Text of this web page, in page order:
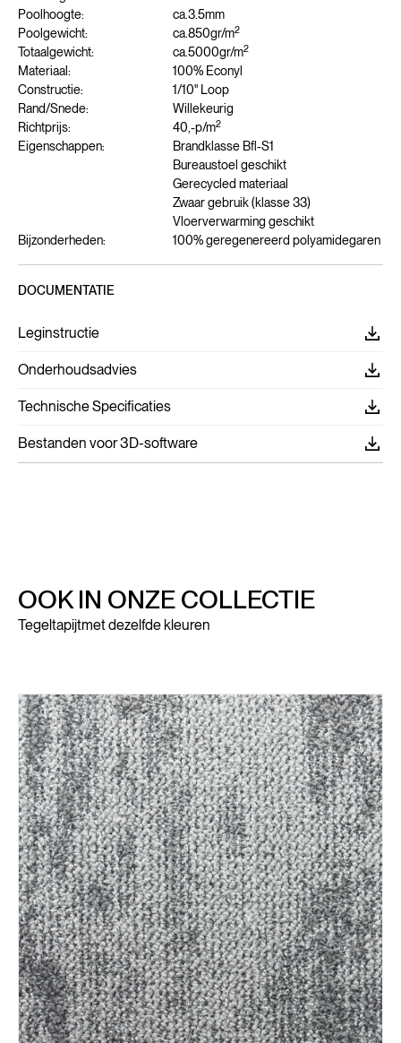
Poolhoogte:
ca.3.5mm
Poolgewicht:
ca.850gr/m2
Totaalgewicht: ca.5000gr/m2
Materiaal:
100% Econyl
Constructie:
1/10" Loop
Rand/Snede:
Willekeurig
Richtprijs:
40,-p/m2
Eigenschappen:
Brandklasse Bfl-S1
Bureaustoel geschikt
Gerecycled materiaal
Zwaar gebruik (klasse 33)
Vloerverwarming geschikt
Bijzonderheden:
100% geregenereerd polyamidegaren
DOCUMENTATIE
Leginstructie
Onderhoudsadvies
Technische Specificaties
Bestanden voor 3D-software
OOK IN ONZE COLLECTIE
Tegeltapijtmet dezelfde kleuren